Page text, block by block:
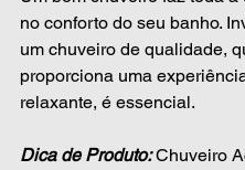
no conforto do seu banho.
um chuveiro de qualidade,
proporciona uma
relaxante, é essencial.
Dica de Produto: Chuveiro